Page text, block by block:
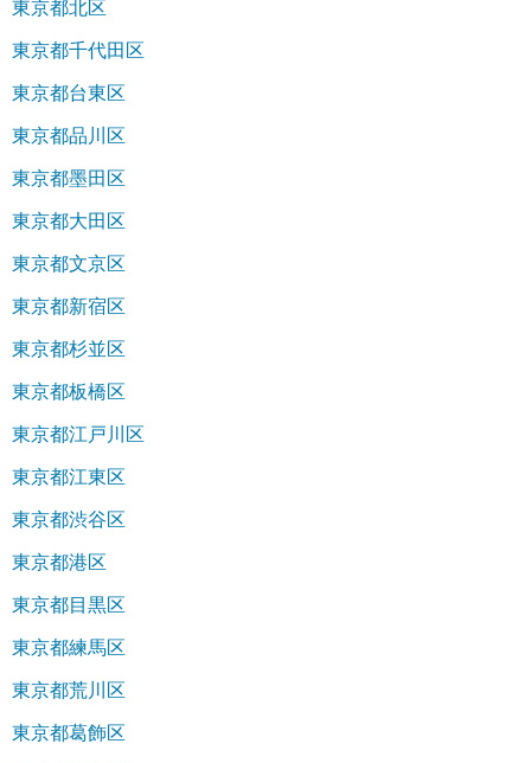
東京都北区
東京都千代田区
東京都台東区
東京都品川区
東京都墨田区
東京都大田区
東京都文京区
東京都新宿区
東京都杉並区
東京都板橋区
東京都江戸川区
東京都江東区
東京都渋谷区
東京都港区
東京都目黒区
東京都練馬区
東京都荒川区
東京都葛飾区